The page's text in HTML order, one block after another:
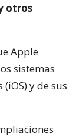
otros
Apple
sistemas
y de sus